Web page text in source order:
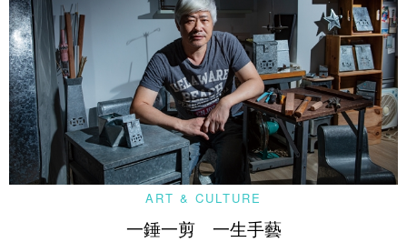
ART & CULTURE
一錘一剪 一生手藝